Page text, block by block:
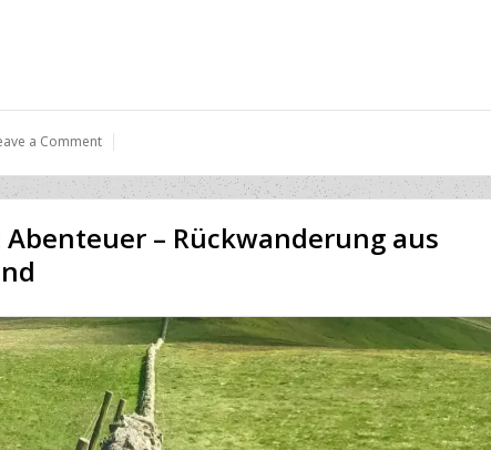
a Comment
– Rückwanderung aus